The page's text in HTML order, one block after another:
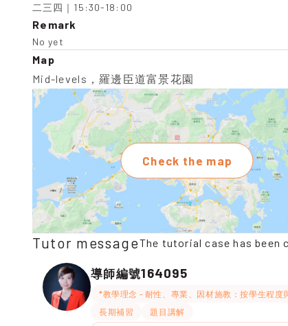
二三四｜15:30-18:00
Remark
No yet
Map
Mid-levels，羅邊臣道富景花園
Check the map
Tutor messageThe tutorial case has been
導師編號164095
*教學理念 - 耐性、專業、因材施教：按學生程
長期補習
題目講解